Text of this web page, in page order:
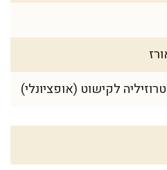
לקישוט (אופציונלי)